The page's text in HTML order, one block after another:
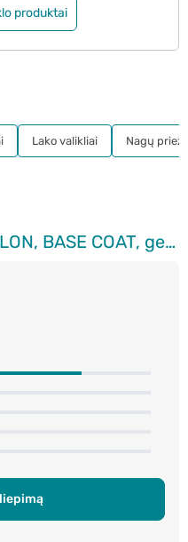
produktai
Atsiliepimai SINCERO SALON, BASE COAT, gelinio nagų lako pagrindas, 6 ml.
Lako valikliai Nagų